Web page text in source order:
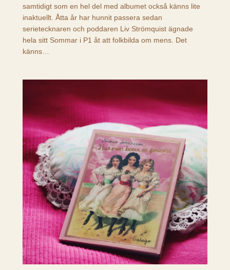
samtidigt som en hel del med albumet också känns lite
inaktuellt. Åtta år har hunnit passera sedan
serietecknaren och poddaren Liv Strömquist ägnade
hela sitt Sommar i P1 åt att folkbilda om mens. Det
känns…